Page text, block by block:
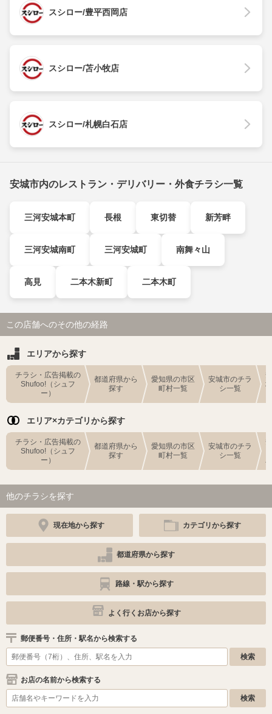
スシロー/豊平西岡店
スシロー/苫小牧店
スシロー/札幌白石店
安城市内のレストラン・デリバリー・外食チラシ一覧
三河安城本町 長根 東切替 新芳畔
三河安城南町 三河安城町 南舞々山
高見 二本木新町 二本木町
この店舗へのその他の経路
エリアから探す
チラシ・広告掲載の
Shufoo!（シュフ
ー）
都道府県から
探す
愛知県の市区
町村一覧
安城市のチラ
シ一覧
エリア×カテゴリから探す
チラシ・広告掲載の
Shufoo!（シュフ
ー）
都道府県から
探す
愛知県の市区
町村一覧
安城市のチラ
シ一覧
他のチラシを探す
現在地から探す カテゴリから探す
都道府県から探す
路線・駅から探す
よく行くお店から探す
郵便番号・住所・駅名から検索する
お店の名前から検索する